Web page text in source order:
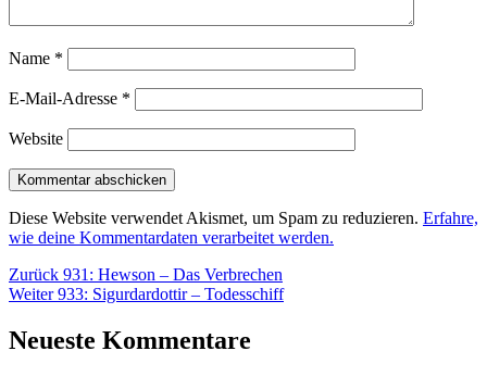
Name *
E-Mail-Adresse *
Website
Diese Website verwendet Akismet, um Spam zu reduzieren. Erfahre,
wie deine Kommentardaten verarbeitet werden.
Beitragsnavigation
Zurück Vorheriger
Beitrag:
931: Hewson – Das Verbrechen
Weiter Nächster
933: Sigurdardottir – Todesschiff
Neueste Kommentare